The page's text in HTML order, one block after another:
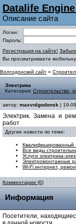
Datalife
Описание сайта
Логин:
Пароль:
Регистрация на сайте!
Вы просматриваете
Волгодонский сайт »
Электрика
Категория: Строительство,
автор: maxvolgodonsk | 19-
Электрик. Замена и
работ
Другие новости по теме:
Квалифицированный
Все виды
Услуги электрика-
Электромонтажные
Wi-Fi интернет,
Комментарии (0)
Информация
Посетители,